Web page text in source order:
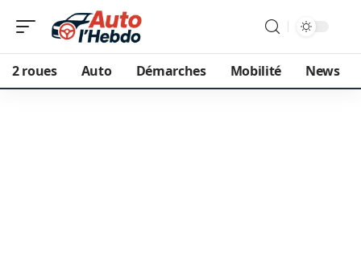
2 roues Auto Démarches Mobilité News